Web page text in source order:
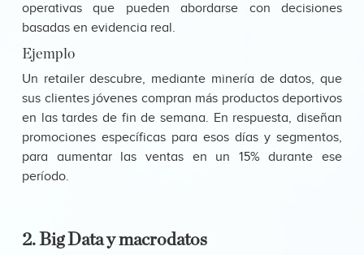
operativas que pueden abordarse con decisiones
basadas en evidencia real.
Ejemplo
Un retailer descubre, mediante minería de datos, que
sus clientes jóvenes compran más productos deportivos
en las tardes de fin de semana. En respuesta, diseñan
promociones específicas para esos días y segmentos,
para aumentar las ventas en un 15% durante ese
período.
2. Big Data y macrodatos